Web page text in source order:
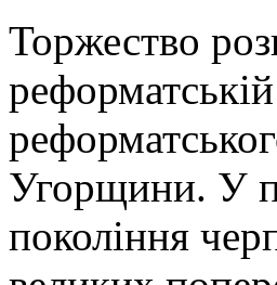
Торжество
Угорщини. У
покоління